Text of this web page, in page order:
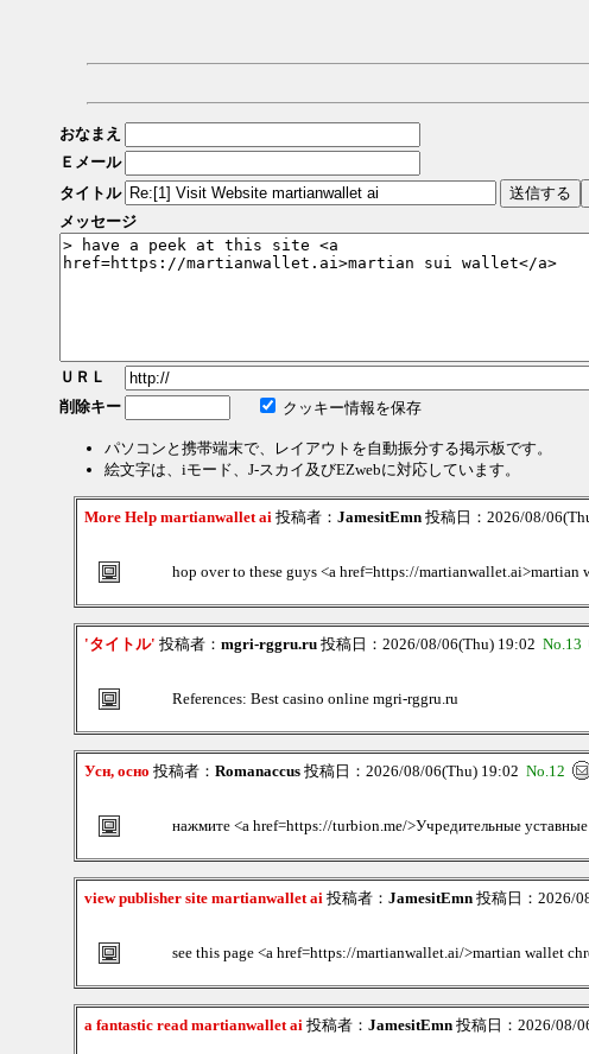
おなまえ
Ｅメール
タイトル
メッセージ
ＵＲＬ
削除キー
クッキー情報を保存
パソコンと携帯端末で、レイアウトを自動振分する掲示板です。
絵文字は、iモード、J-スカイ及びEZwebに対応しています。
More Help martianwallet ai投稿者： JamesitEmn投稿日：2026/08/
hop over to these guys <a href=https://martianwallet.ai>martian
'タイトル' 投稿者： mgri-rggru.ru投稿日：2026/08/06(Thu) 19:02 No.13
References: Best casino online mgri-rggru.ru
Усн, осно 投稿者： Romanaccus投稿日：2026/08/06(Thu) 19:02 No.12
нажмите <a href=https://turbion.me/>Учредительные
view publisher site martianwallet ai投稿者： JamesitEmn投稿日：2026/
see this page <a href=https://martianwallet.ai/>martian wallet
a fantastic read martianwallet ai投稿者： JamesitEmn投稿日：2026/08/